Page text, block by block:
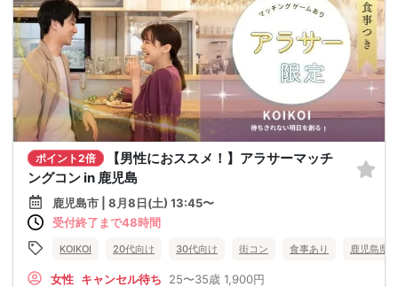
ポイント2倍
【男性におススメ！】アラサーマッチ
ングコン in 鹿児島
鹿児島市 | 8月8日(土) 13:45〜
受付終了まで48時間
KOIKOI 20代向け 30代向け 街コン 食事あり 鹿児島県
女性 キャンセル待ち 25〜35歳 1,900円